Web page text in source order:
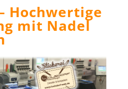
Hochwertige
mit Nadel